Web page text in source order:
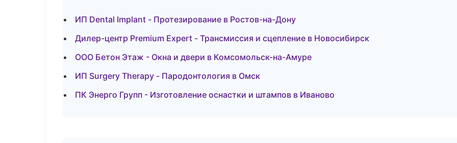
ИП Dental Implant - Протезирование в Ростов-на-Дону
Дилер-центр Premium Expert - Трансмиссия и сцепление в Новосибирск
ООО Бетон Этаж - Окна и двери в Комсомольск-на-Амуре
ИП Surgery Therapy - Пародонтология в Омск
ПК Энерго Групп - Изготовление оснастки и штампов в Иваново